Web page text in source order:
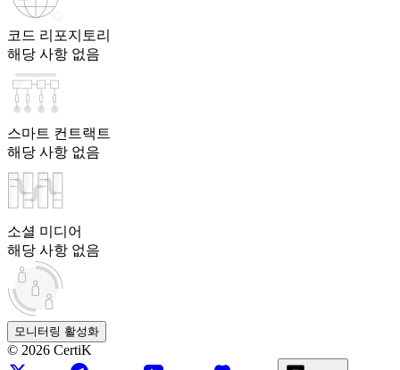
코드 리포지토리
해당 사항 없음
스마트 컨트랙트
해당 사항 없음
소셜 미디어
해당 사항 없음
모니터링 활성화
© 2026 CertiK